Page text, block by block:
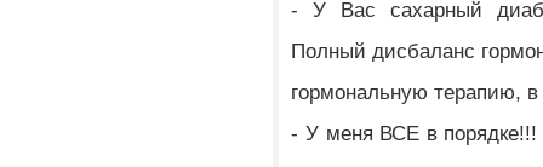
- У Вас сахарный
Полный дисбаланс
гормональную терапию,
- У меня ВСЕ в порядке!!!